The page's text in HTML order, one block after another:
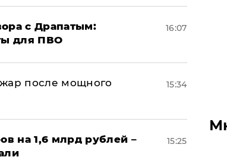
с Драпатым:
для ПВО
16:07
после мощного
15:34
на 1,6 млрд рублей –
15:25